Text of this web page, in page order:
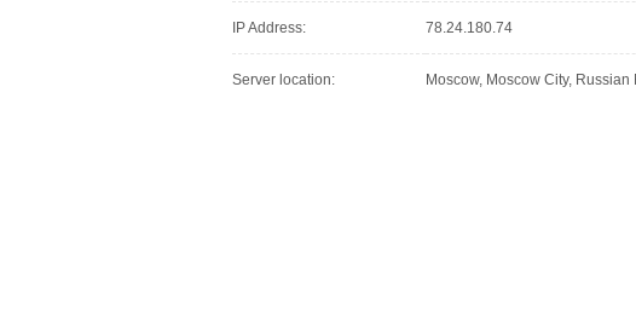
IP Address: 78.24.180.74
Server location: Moscow, Moscow City, Russian